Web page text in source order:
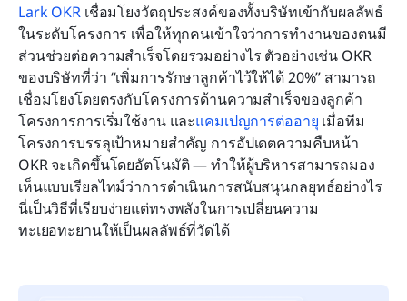
Lark OKR เชื่อมโยงวัตถุประสงค์ของทั้งบริษัทเข้ากับผลลัพธ์
ในระดับโครงการ เพื่อให้ทุกคนเข้าใจว่าการทำงานของตนมี
ส่วนช่วยต่อความสำเร็จโดยรวมอย่างไร ตัวอย่างเช่น OKR
ของบริษัทที่ว่า “เพิ่มการรักษาลูกค้าไว้ให้ได้ 20%” สามารถ
เชื่อมโยงโดยตรงกับโครงการด้านความสำเร็จของลูกค้า
โครงการการเริ่มใช้งาน และแคมเปญการต่ออายุ เมื่อทีม
โครงการบรรลุเป้าหมายสำคัญ การอัปเดตความคืบหน้า
OKR จะเกิดขึ้นโดยอัตโนมัติ — ทำให้ผู้บริหารสามารถมอง
เห็นแบบเรียลไทม์ว่าการดำเนินการสนับสนุนกลยุทธ์อย่างไร
นี่เป็นวิธีที่เรียบง่ายแต่ทรงพลังในการเปลี่ยนความ
ทะเยอทะยานให้เป็นผลลัพธ์ที่วัดได้